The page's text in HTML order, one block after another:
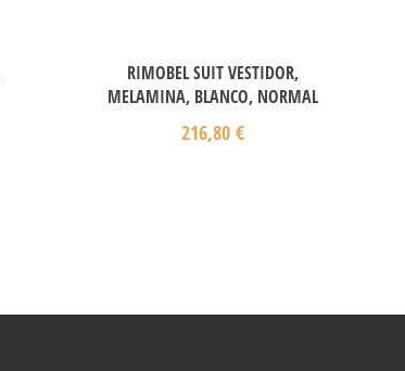
RIMOBEL SUIT VESTIDOR,
MELAMINA, BLANCO, NORMAL
216,80 €